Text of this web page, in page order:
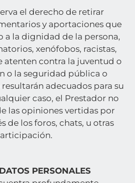
el derecho de retirar
y aportaciones que
a la dignidad de la persona,
xenófobos, racistas,
atenten contra la juventud o
o la seguridad pública o
adecuados para su
caso, el Prestador no
las opiniones vertidas por
de los foros, chats, u otras
PERSONALES